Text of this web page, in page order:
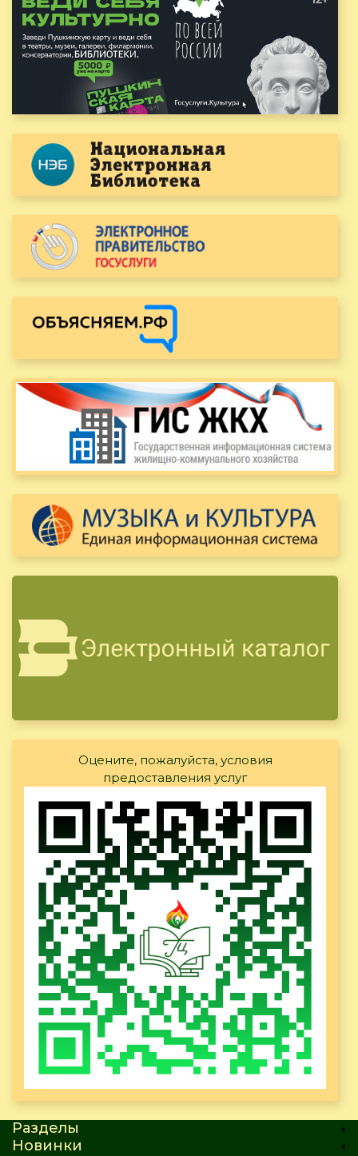
Оцените, пожалуйста, условия
предоставления услуг
Разделы
Новинки